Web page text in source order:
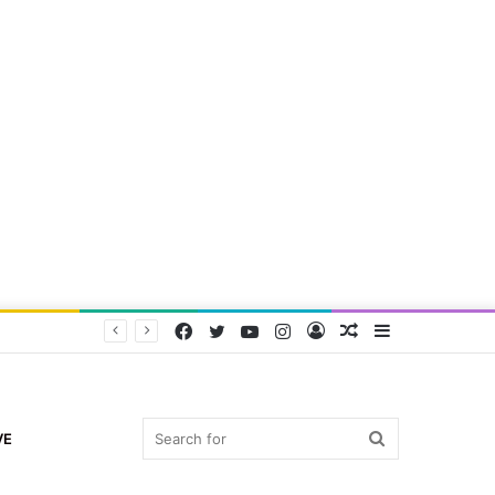
Random
Log
Instagram
YouTube
Twitter
Facebook